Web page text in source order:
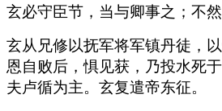
玄必守臣节，当与卿事之；不然
玄从兄修以抚军将军镇丹徒，
恩自败后，惧见获，乃投水死
夫卢循为主。玄复遣帝东征。